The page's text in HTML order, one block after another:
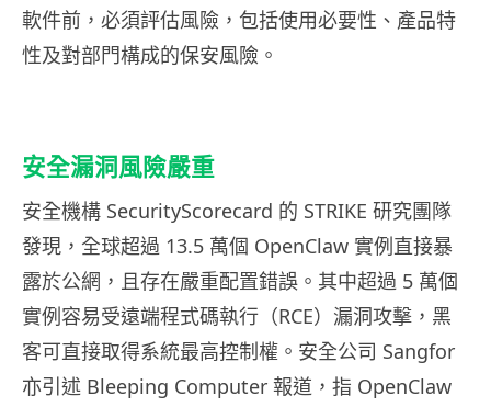
軟件前，必須評估風險，包括使用必要性、產品特
性及對部門構成的保安風險。
安全漏洞風險嚴重
安全機構 SecurityScorecard 的 STRIKE 研究團隊
發現，全球超過 13.5 萬個 OpenClaw 實例直接暴
露於公網，且存在嚴重配置錯誤。其中超過 5 萬個
實例容易受遠端程式碼執行（RCE）漏洞攻擊，黑
客可直接取得系統最高控制權。安全公司 Sangfor
亦引述 Bleeping Computer 報道，指 OpenClaw